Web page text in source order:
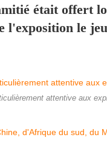
était offert
l'exposition le
attentive aux